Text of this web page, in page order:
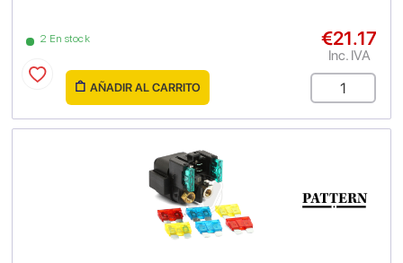
2 En stock €21.17
Inc. IVA
AÑADIR AL CARRITO